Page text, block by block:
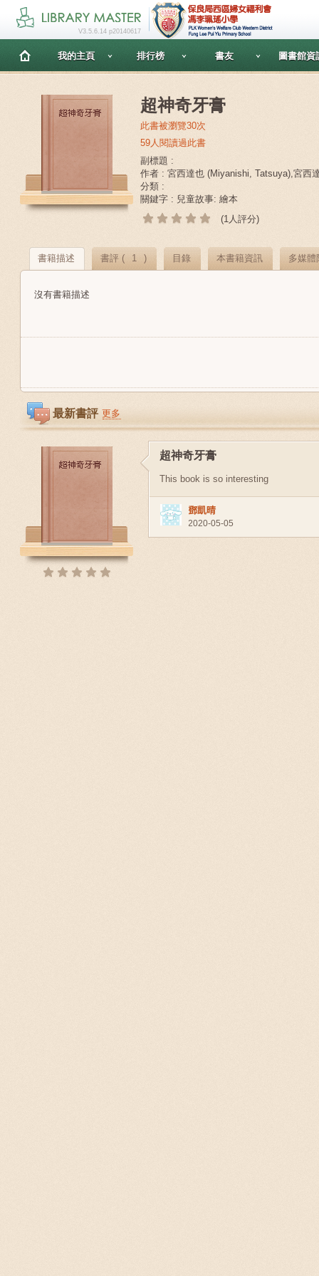
V3.5.6.14 p20140617
我的主頁 排行榜 書友 圖書館資
超神奇牙膏
此書被瀏覽30次
59人閱讀過此書
副標題 :
作者 : 宮西達也 (Miyanishi, Tatsuya),宮西
分類 :
關鍵字 : 兒童故事: 繪本
(1人評分)
書籍描述 書評 ( 1 ) 目錄 本書籍資訊 多媒體
沒有書籍描述
最新書評 更多
超神奇牙膏
This book is so interesting
鄧凱晴
2020-05-05